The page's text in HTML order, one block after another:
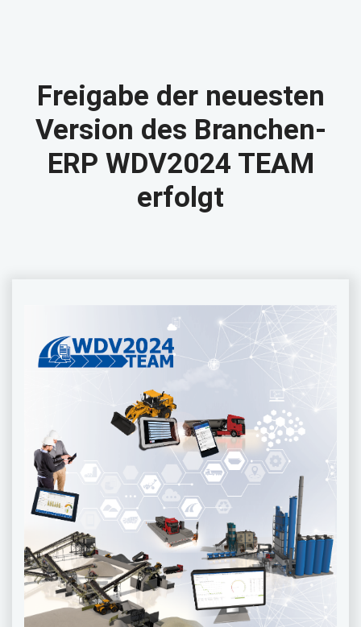
Freigabe der neuesten
Version des Branchen-
ERP WDV2024 TEAM
erfolgt